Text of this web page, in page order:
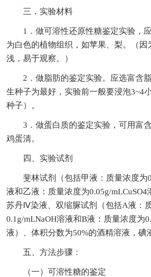
三．实验材料
1．做可溶性还原性糖鉴定实验，
为白色的植物组织，如苹果、梨。（因
浅，易于观察。）
2．做脂肪的鉴定实验。应选富含
生种子为最好，实验前一般要浸泡3~4
种子）。
3．做蛋白质的鉴定实验，可用富
鸡蛋清。
四、实验试剂
斐林试剂（包括甲液：质量浓度为
液和乙液：质量浓度为0.05g/
苏丹Ⅳ染液、双缩脲试剂（包括A液：
0.1g/mLNaOH溶液和B液：质量浓度为
液）、体积分数为50%的酒精溶液，碘
五、方法步骤：
（一）可溶性糖的鉴定